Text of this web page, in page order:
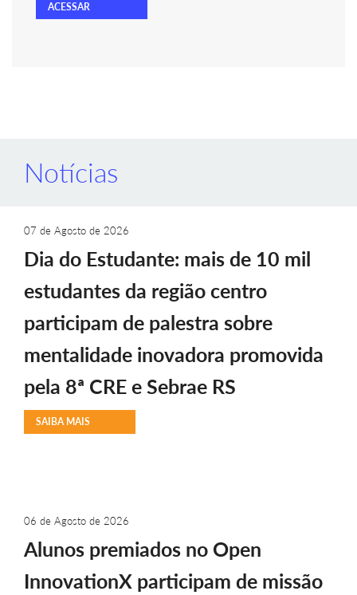
ACESSAR
Notícias
07 de Agosto de 2026
Dia do Estudante: mais de 10 mil
estudantes da região centro
participam de palestra sobre
mentalidade inovadora promovida
pela 8ª CRE e Sebrae RS
SAIBA MAIS
06 de Agosto de 2026
Alunos premiados no Open
InnovationX participam de missão